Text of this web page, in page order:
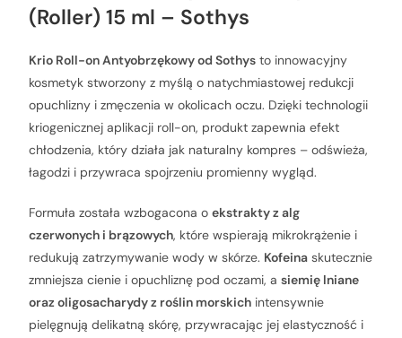
(Roller) 15 ml – Sothys
Krio Roll-on Antyobrzękowy od Sothys to innowacyjny
kosmetyk stworzony z myślą o natychmiastowej redukcji
opuchlizny i zmęczenia w okolicach oczu. Dzięki technologii
kriogenicznej aplikacji roll-on, produkt zapewnia efekt
chłodzenia, który działa jak naturalny kompres – odświeża,
łagodzi i przywraca spojrzeniu promienny wygląd.
Formuła została wzbogacona oekstrakty z alg
czerwonych i brązowych, które wspierają mikrokrążenie i
redukują zatrzymywanie wody w skórze. Kofeina skutecznie
zmniejsza cienie i opuchliznę pod oczami, asiemię lniane
oraz oligosacharydy z roślin morskich intensywnie
pielęgnują delikatną skórę, przywracając jej elastyczność i